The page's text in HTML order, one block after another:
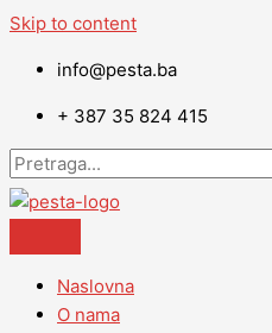
Skip to content
info@pesta.ba
+ 387 35 824 415
Naslovna
O nama